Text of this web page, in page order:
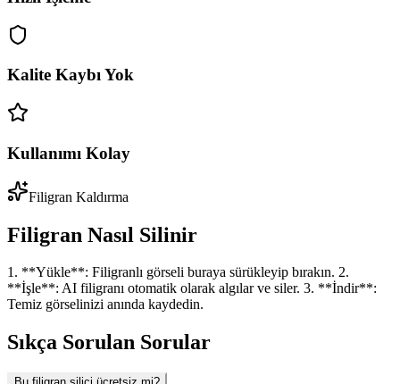
Kalite Kaybı Yok
Kullanımı Kolay
Filigran Kaldırma
Filigran Nasıl Silinir
1. **Yükle**: Filigranlı görseli buraya sürükleyip bırakın. 2.
**İşle**: AI filigranı otomatik olarak algılar ve siler. 3. **İndir**:
Temiz görselinizi anında kaydedin.
Sıkça Sorulan Sorular